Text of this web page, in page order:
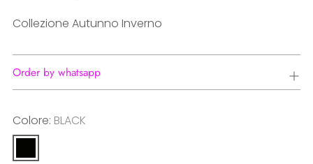
Collezione Autunno Inverno
Order by whatsapp
Colore: BLACK